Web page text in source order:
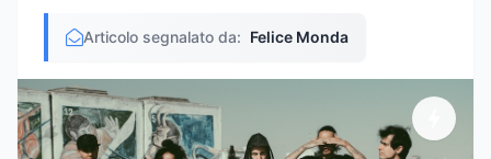
Articolo segnalato da: Felice Monda